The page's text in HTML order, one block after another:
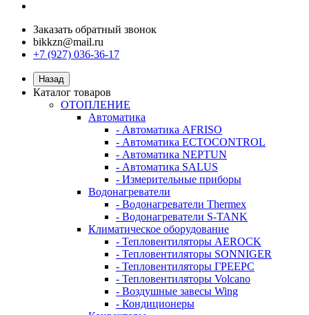
Заказать обратный звонок
bikkzn@mail.ru
+7 (927) 036-36-17
Назад
Каталог товаров
ОТОПЛЕНИЕ
Автоматика
- Автоматика AFRISO
- Автоматика ECTOCONTROL
- Автоматика NEPTUN
- Автоматика SALUS
- Измерительные приборы
Водонагреватели
- Водонагреватели Thermex
- Водонагреватели S-TANK
Климатическое оборудование
- Тепловентиляторы AEROCK
- Тепловентиляторы SONNIGER
- Тепловентиляторы ГРЕЕРС
- Тепловентиляторы Volcano
- Воздушные завесы Wing
- Кондиционеры